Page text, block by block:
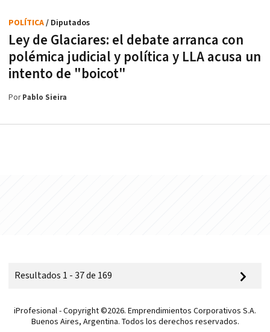
Ley de Glaciares: el debate arranca con
polémica judicial y política y LLA acusa un
intento de "boicot"
POLÍTICA/ Diputados
PorPablo Sieira
Resultados 1 - 37 de 169
iProfesional - Copyright ©2026. Emprendimientos Corporativos S.A.
Buenos Aires, Argentina. Todos los derechos reservados.